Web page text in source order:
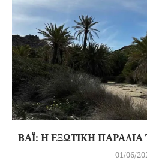
ΒΆΙ: Η ΕΞΩΤΙΚΉ
01/06/